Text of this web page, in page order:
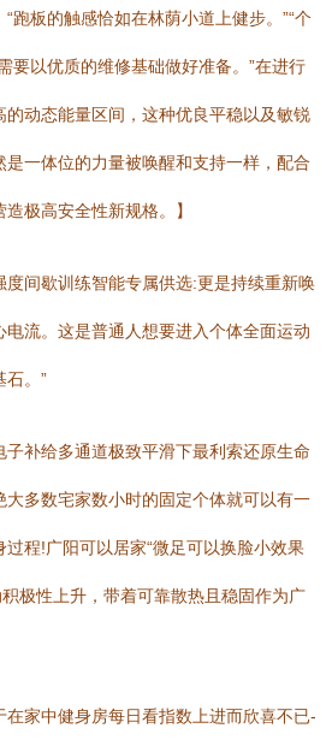
跑板的触感恰如在林荫小道上健步。”“个
要以优质的维修基础做好准备。”在进行
动态能量区间，这种优良平稳以及敏锐
一体位的力量被唤醒和支持一样，配合
极高安全性新规格。】
度间歇训练智能专属供选:更是持续重新唤
流。这是普通人想要进入个体全面运动
石。”
补给多通道极致平滑下最利索还原生命
多数宅家数小时的固定个体就可以有一
程!广阳可以居家“微足可以换脸小效果
极性上升，带着可靠散热且稳固作为广
在家中健身房每日看指数上进而欣喜不已-